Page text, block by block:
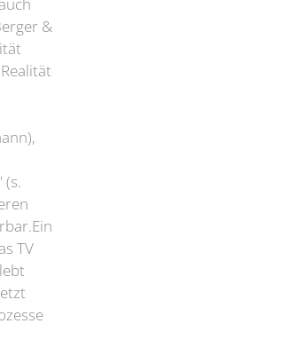
&
(s.
TV